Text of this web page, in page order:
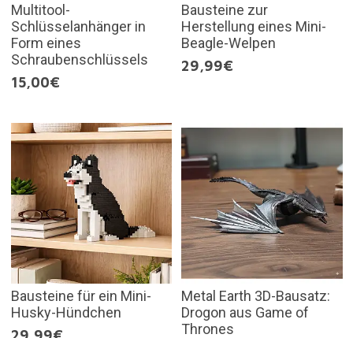
Multitool-
Schlüsselanhänger in
Form eines
Schraubenschlüssels
15,00€
Bausteine zur
Herstellung eines Mini-
Beagle-Welpen
29,99€
Bausteine für ein Mini-
Husky-Hündchen
Metal Earth 3D-Bausatz:
Drogon aus Game of
Thrones